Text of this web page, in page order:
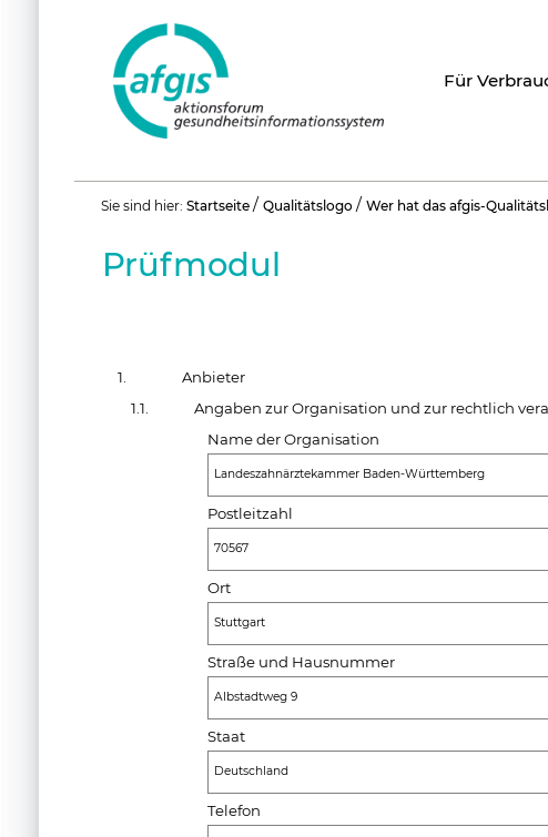
Für
Benutzerspezifische
Sie sind hier: Startseite / Qualitätslogo / Wer hat das afgis-
Prüfmodul
1.
Anbieter
1.1.
Angaben zur Organisation und zur rechtlich
Name der Organisation
Landeszahnärztekammer Baden-Württemberg
Postleitzahl
70567
Ort
Stuttgart
Straße und Hausnummer
Albstadtweg 9
Staat
Deutschland
Telefon